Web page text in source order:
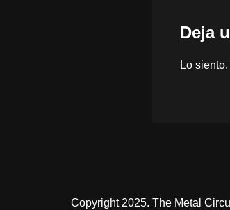
Deja
Lo
Copyright 2025. The Metal